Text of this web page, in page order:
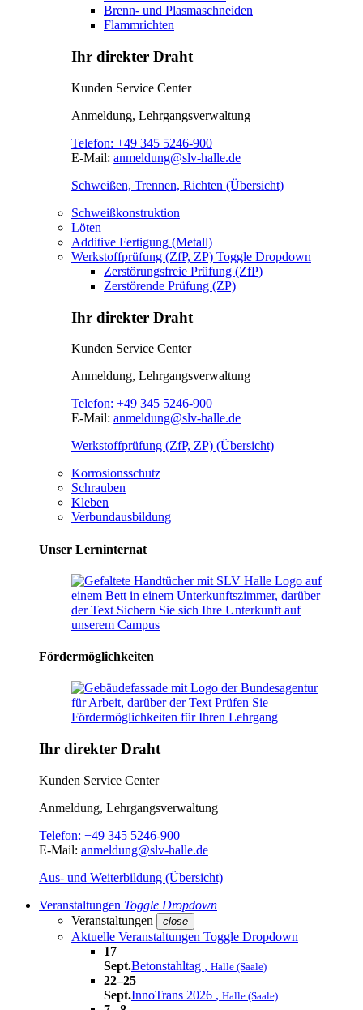
Brenn- und Plasmaschneiden
Flammrichten
Ihr direkter Draht
Kunden Service Center
Anmeldung, Lehrgangsverwaltung
Telefon: +49 345 5246-900
E-Mail: anmeldung@slv-halle.de
Schweißen, Trennen, Richten (Übersicht)
Schweißkonstruktion
Löten
Additive Fertigung (Metall)
Werkstoffprüfung (ZfP, ZP) Toggle Dropdown
Zerstörungsfreie Prüfung (ZfP)
Zerstörende Prüfung (ZP)
Ihr direkter Draht
Kunden Service Center
Anmeldung, Lehrgangsverwaltung
Telefon: +49 345 5246-900
E-Mail: anmeldung@slv-halle.de
Werkstoffprüfung (ZfP, ZP) (Übersicht)
Korrosionsschutz
Schrauben
Kleben
Verbundausbildung
Unser Lerninternat
Fördermöglichkeiten
Ihr direkter Draht
Kunden Service Center
Anmeldung, Lehrgangsverwaltung
Telefon: +49 345 5246-900
E-Mail: anmeldung@slv-halle.de
Aus- und Weiterbildung (Übersicht)
Veranstaltungen Toggle Dropdown
Veranstaltungen
close
Aktuelle Veranstaltungen Toggle Dropdown
17
Sept.Betonstahltag , Halle (Saale)
22–25
Sept.InnoTrans 2026 , Halle (Saale)